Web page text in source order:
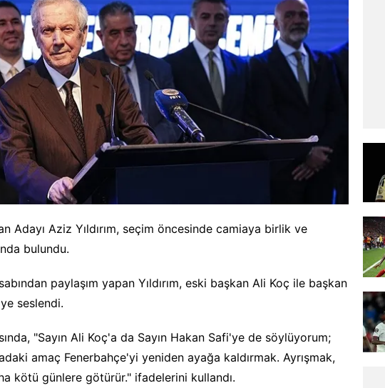
Adayı Aziz Yıldırım, seçim öncesinde camiaya birlik ve
bulundu.
paylaşım yapan Yıldırım, eski başkan Ali Koç ile başkan
seslendi.
"Sayın Ali Koç'a da Sayın Hakan Safi'ye de söylüyorum;
amaç Fenerbahçe'yi yeniden ayağa kaldırmak. Ayrışmak,
kötü günlere götürür." ifadelerini kullandı.